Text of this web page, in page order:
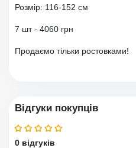
Розмір: 116-152 см
7 шт - 4060 грн
Продаємо тільки ростовками!
Відгуки покупців
0 відгуків